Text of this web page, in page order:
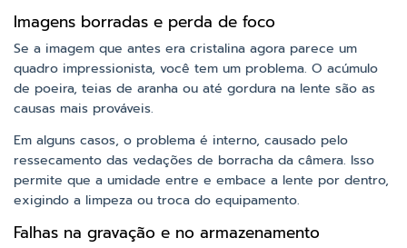
Imagens borradas e perda de foco
Se a imagem que antes era cristalina agora parece um
quadro impressionista, você tem um problema. O acúmulo
de poeira, teias de aranha ou até gordura na lente são as
causas mais prováveis.
Em alguns casos, o problema é interno, causado pelo
ressecamento das vedações de borracha da câmera. Isso
permite que a umidade entre e embace a lente por dentro,
exigindo a limpeza ou troca do equipamento.
Falhas na gravação e no armazenamento